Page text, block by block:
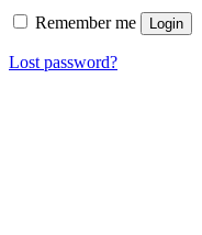
Remember me Login
Lost password?